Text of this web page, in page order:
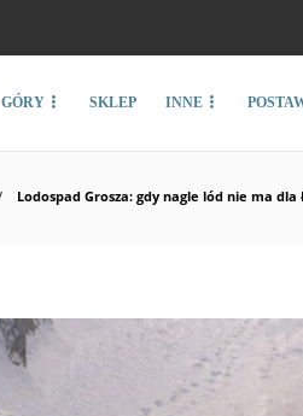
GÓRY SKLEP INNE
Lodospad Grosza: gdy nagle lód nie ma dla